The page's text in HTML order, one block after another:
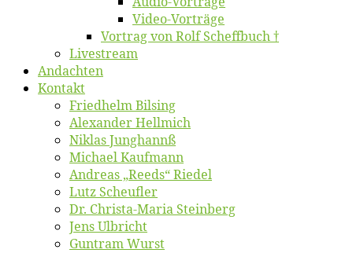
Vi­deo-Vor­trä­ge
Vor­trag von Rolf Scheffbuch †
Live­stream
An­dach­ten
Kon­takt
Fried­helm Bilsing
Alex­an­der Hellmich
Ni­klas Junghannß
Mi­cha­el Kaufmann
An­dre­as „Reeds“ Riedel
Lutz Scheuf­ler
Dr. Chris­­ta-Ma­ria Steinberg
Jens Ulb­richt
Gun­tram Wurst